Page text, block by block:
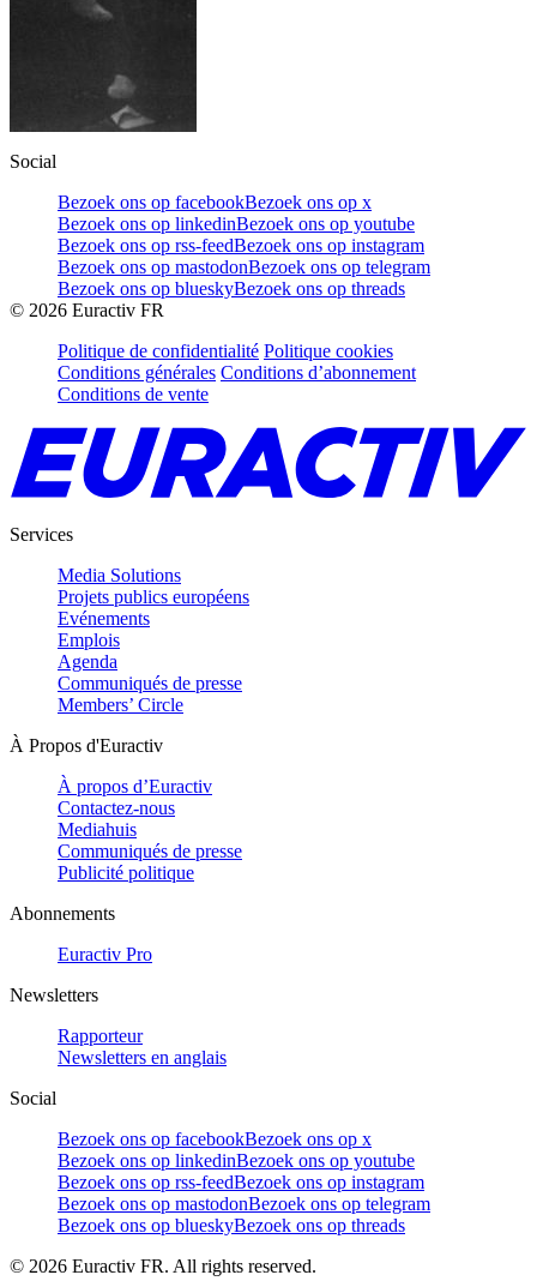
Social
Bezoek ons op facebookBezoek ons op x
Bezoek ons op linkedinBezoek ons op youtube
Bezoek ons op rss-feedBezoek ons op instagram
Bezoek ons op mastodonBezoek ons op telegram
Bezoek ons op blueskyBezoek ons op threads
© 2026 Euractiv FR
Politique de confidentialité Politique cookies
Conditions générales Conditions d’abonnement
Conditions de vente
Services
Media Solutions
Projets publics européens
Evénements
Emplois
Agenda
Communiqués de presse
Members’ Circle
À Propos d'Euractiv
À propos d’Euractiv
Contactez-nous
Mediahuis
Communiqués de presse
Publicité politique
Abonnements
Euractiv Pro
Newsletters
Rapporteur
Newsletters en anglais
Social
Bezoek ons op facebookBezoek ons op x
Bezoek ons op linkedinBezoek ons op youtube
Bezoek ons op rss-feedBezoek ons op instagram
Bezoek ons op mastodonBezoek ons op telegram
Bezoek ons op blueskyBezoek ons op threads
© 2026 Euractiv FR. All rights reserved.